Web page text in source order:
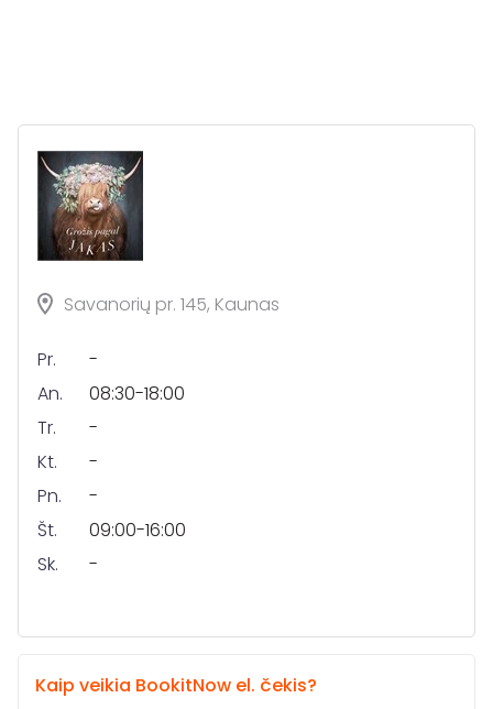
Savanorių pr. 145, Kaunas
Pr.
-
An.
08:30-18:00
Tr.
-
Kt.
-
Pn.
-
Št.
09:00-16:00
Sk.
-
Kaip veikia BookitNow el. čekis?